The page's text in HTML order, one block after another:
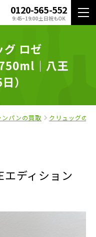
0120-565-552
9:45~19:00 土日祝もOK
グ ロゼ
｜八王
）
ンパンの買取 クリュッグの買
エディション